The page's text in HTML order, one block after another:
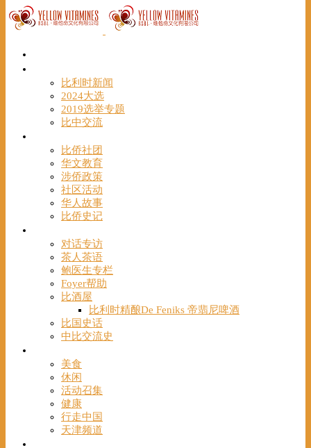
比利时新闻
2024大选
2019选举专题
比中交流
比侨社团
华文教育
涉侨政策
社区活动
华人故事
比侨史记
对话专访
茶人茶语
鲍医生专栏
Foyer帮助
比酒屋
比利时精酿De Feniks 帝翡尼啤酒
比国史话
中比交流史
美食
休闲
活动召集
健康
行走中国
天津频道